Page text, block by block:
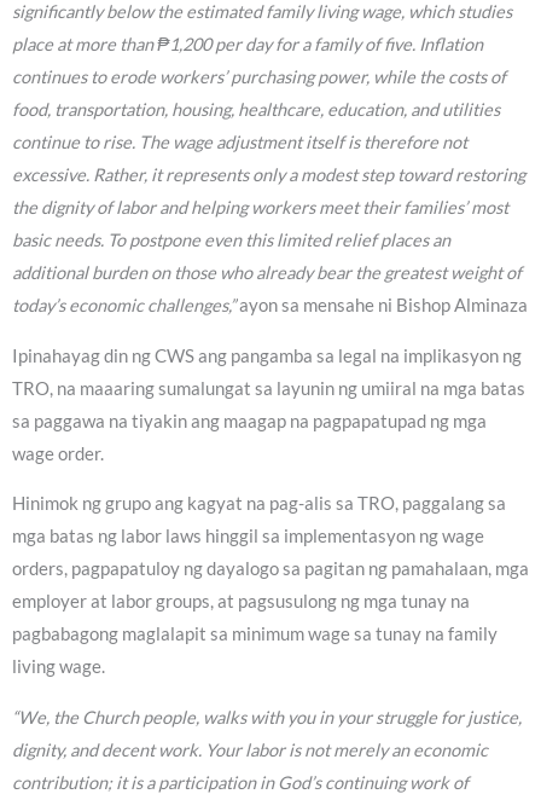
significantly below the estimated family living wage, which studies
place at more than ₱1,200 per day for a family of five. Inflation
continues to erode workers’ purchasing power, while the costs of
food, transportation, housing, healthcare, education, and utilities
continue to rise. The wage adjustment itself is therefore not
excessive. Rather, it represents only a modest step toward restoring
the dignity of labor and helping workers meet their families’ most
basic needs. To postpone even this limited relief places an
additional burden on those who already bear the greatest weight of
today’s economic challenges,”ayon sa mensahe ni Bishop Alminaza
Ipinahayag din ng CWS ang pangamba sa legal na implikasyon ng
TRO, na maaaring sumalungat sa layunin ng umiiral na mga batas
sa paggawa na tiyakin ang maagap na pagpapatupad ng mga
wage order.
Hinimok ng grupo ang kagyat na pag-alis sa TRO, paggalang sa
mga batas ng labor laws hinggil sa implementasyon ng wage
orders, pagpapatuloy ng dayalogo sa pagitan ng pamahalaan, mga
employer at labor groups, at pagsusulong ng mga tunay na
pagbabagong maglalapit sa minimum wage sa tunay na family
living wage.
“We, the Church people, walks with you in your struggle for justice,
dignity, and decent work. Your labor is not merely an economic
contribution; it is a participation in God’s continuing work of